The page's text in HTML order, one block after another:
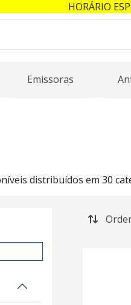
Emissoras
distribuídos em 30
HORÁRIO